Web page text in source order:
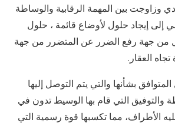
وزاوجت بين المهمة الرقابية والوساطة
إلى إيجاد حلول لأوضاع قائمة ، حلول
من جهة رفع الضرر عن المتضرر من جهة
العقار.
بشأنها والتي يتم التوصل إليها
والتوفيق التي قام بها الوسيط تدون في
الأطراف، مما تكسبها قوة رسمية التي